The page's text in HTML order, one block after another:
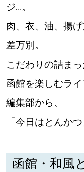
道南
道東
道央
KEYWORD
【いろんな価値観
ジ…。
肉、衣、油、揚
差万別。
こだわりの詰ま
函館を楽しむラ
編集部から、
「今日はとんか
函館・和風